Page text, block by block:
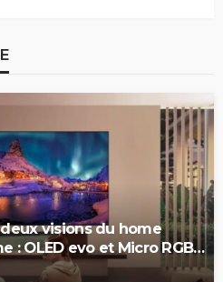
visions du home
: OLED evo et Micro RGB